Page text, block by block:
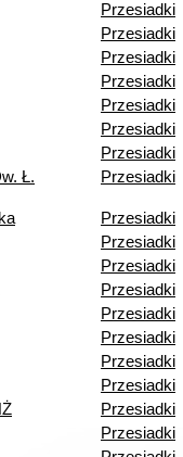
Przesiadki
Przesiadki
Przesiadki
Przesiadki
Przesiadki
Przesiadki
Przesiadki
Ł.
Przesiadki
Przesiadki
Przesiadki
Przesiadki
Przesiadki
Przesiadki
Przesiadki
Przesiadki
Przesiadki
Przesiadki
Przesiadki